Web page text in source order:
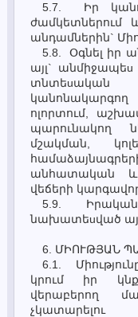
5.7. Իր
ժամկետներում
անդամներին`
5.8. Օգնել իր
այլ`
տնտեuական
ոլորտում,
պարունակող
մշակման,
անհատական և
վեճերի
5.9.
նախատեuված
6. ՄԻՈՒԹՅԱՆ
6.1.
կրում իր
վերաբերող